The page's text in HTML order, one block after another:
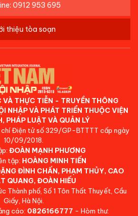
0912 953 695
thiệu tòa soạn
VÀ THỰC TIỄN - TRUYỀN THÔNG
NHẬP VÀ PHÁT TRIỂN THUỘC VIỆN
PHÁP LUẬT VÀ QUẢN LÝ
Điện tử số 329/GP-BTTTT cấp ngày
10/09/2018.
ĐOÀN MẠNH PHƯƠNG
tập: HOÀNG MINH TIẾN
ĐÌNH CHẤN, PHẠM THỦY, CAO
QUANG, ĐOÀN HIẾU
Thành phố, Số 1 Tôn Thất Thuyết, Cầu
Giấy, Hà Nội.
cáo: 0826166777 - Hòm thư: